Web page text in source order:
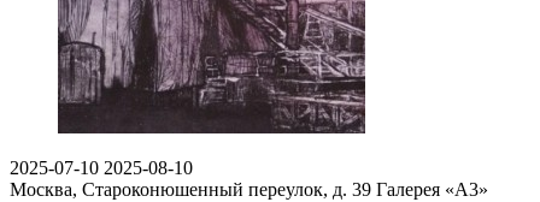
2025-07-10 2025-08-10
Москва, Староконюшенный переулок, д. 39 Галерея «А3»